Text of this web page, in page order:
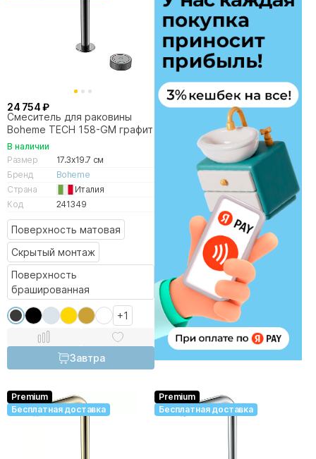
24 754 ₽
Смеситель для раковины
Boheme TECH 158-GM графит
В наличии
Размер
17.3x19.7 см
Бренд
Boheme
Страна
Италия
Код
241349
Поверхность матовая
Скрытый монтаж
Поверхность
брашированная
+1
Завтра
Premium
Бесплатная доставка
Premium
Бесплатная доставка